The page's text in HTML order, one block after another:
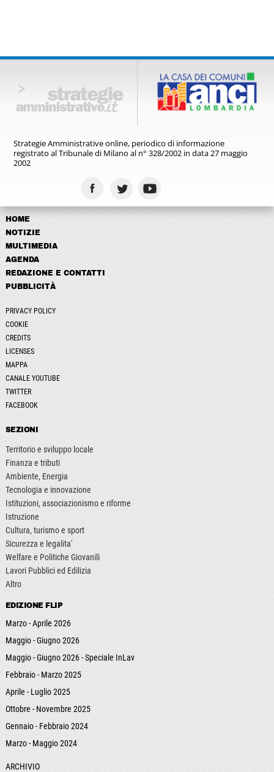
Strategie Amministrative online, periodico di informazione
registratoal Tribunale di Milano al n° 328/2002 in data 27 maggio
2002
HOME
NOTIZIE
MULTIMEDIA
AGENDA
REDAZIONE E CONTATTI
PUBBLICITÀ
PRIVACY POLICY
COOKIE
CREDITS
LICENSES
MAPPA
CANALE YOUTUBE
TWITTER
FACEBOOK
SEZIONI
Territorio e sviluppo locale
Finanza e tributi
Ambiente, Energia
Tecnologia e innovazione
Istituzioni, associazionismo e riforme
Istruzione
Cultura, turismo e sport
Sicurezza e legalita'
Welfare e Politiche Giovanili
Lavori Pubblici ed Edilizia
Altro
EDIZIONE FLIP
Marzo - Aprile 2026
Maggio - Giugno 2026
Maggio - Giugno 2026 - Speciale InLav
Febbraio - Marzo 2025
Aprile - Luglio 2025
Ottobre - Novembre 2025
Gennaio - Febbraio 2024
Marzo - Maggio 2024
ARCHIVIO